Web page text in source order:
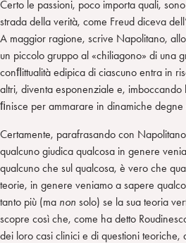
Certo le passioni, poco importa quali,
strada della verità, come Freud diceva
A maggior ragione, scrive Napolitano,
un piccolo gruppo al «chiliagono» di una
conﬂittualità edipica di ciascuno entra in
altri, diventa esponenziale e,
ﬁnisce per ammarare in dinamiche degne
Certamente, parafrasando con
qualcuno giudica qualcosa in genere
qualcuno che sul qualcosa, è vero che
teorie, in genere veniamo a sapere
tanto più (ma non solo) se la sua teoria
scopre così che, come ha detto
dei loro casi clinici e di questioni